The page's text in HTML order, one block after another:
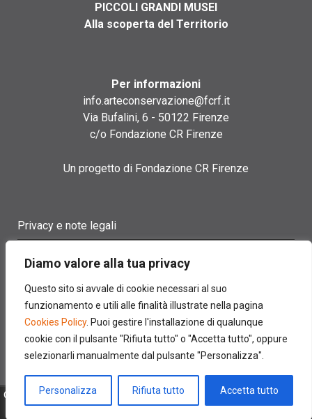
Diamo valore alla tua privacy
Questo sito si avvale di cookie necessari al suo
funzionamento e utili alle finalità illustrate nella pagina
Cookies Policy. Puoi gestire l'installazione di qualunque
cookie con il pulsante "Rifiuta tutto" o "Accetta tutto", oppure
selezionarli manualmente dal pulsante "Personalizza".
Personalizza Rifiuta tutto Accetta tutto
PICCOLI GRANDI MUSEI
Alla scoperta del Territorio
Per informazioni
info.arteconservazione@fcrf.it
Via Bufalini, 6 - 50122 Firenze
c/o Fondazione CR Firenze
Un progetto di Fondazione CR Firenze
Privacy e note legali
Cookie policy
Contatti
© 2022 FONDAZIONE CASSA DI RISPARMIO DI FIRENZE - CF